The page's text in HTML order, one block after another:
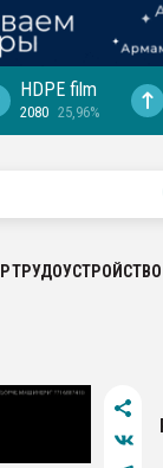
HDPE film
2080 25,96%
ТРУДОУСТРОЙСТВО